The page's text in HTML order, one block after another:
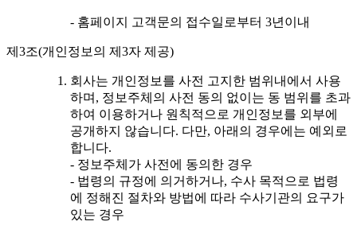
- 홈페이지 고객문의 접수일로부터 3년이내
제3조(개인정보의 제3자 제공)
회사는 개인정보를 사전 고지한 범위내에서 사용
하며, 정보주체의 사전 동의 없이는 동 범위를 초과
하여 이용하거나 원칙적으로 개인정보를 외부에
공개하지 않습니다. 다만, 아래의 경우에는 예외로
합니다.
- 정보주체가 사전에 동의한 경우
- 법령의 규정에 의거하거나, 수사 목적으로 법령
에 정해진 절차와 방법에 따라 수사기관의 요구가
있는 경우